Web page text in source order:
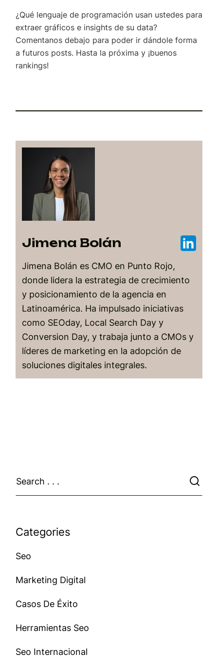
¿Qué lenguaje de programación usan ustedes para
extraer gráficos e insights de su data?
Comentanos debajo para poder ir dándole forma
a futuros posts. Hasta la próxima y ¡buenos
rankings!
Jimena Bolán
Jimena Bolán es CMO en Punto Rojo,
donde lidera la estrategia de crecimiento
y posicionamiento de la agencia en
Latinoamérica. Ha impulsado iniciativas
como SEOday, Local Search Day y
Conversion Day, y trabaja junto a CMOs y
líderes de marketing en la adopción de
soluciones digitales integrales.
Categories
Seo
Marketing Digital
Casos De Éxito
Herramientas Seo
Seo Internacional